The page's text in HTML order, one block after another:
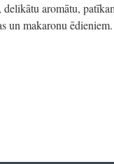
aromātu,
un makaronu